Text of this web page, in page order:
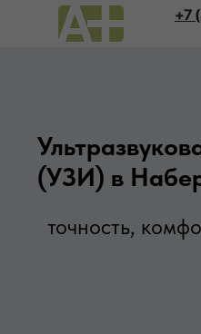
+7
(УЗИ) в
точность,